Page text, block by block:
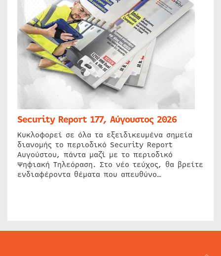
Security Report 177, Αύγουστος 2026
Κυκλοφορεί σε όλα τα εξειδικευμένα σημεία
διανομής το περιοδικό Security Report
Αυγούστου, πάντα μαζί με το περιοδικό
Ψηφιακή Τηλεόραση. Στο νέο τεύχος, θα βρείτε
ενδιαφέροντα θέματα που απευθύνο…